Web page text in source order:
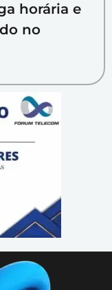
horária e
no